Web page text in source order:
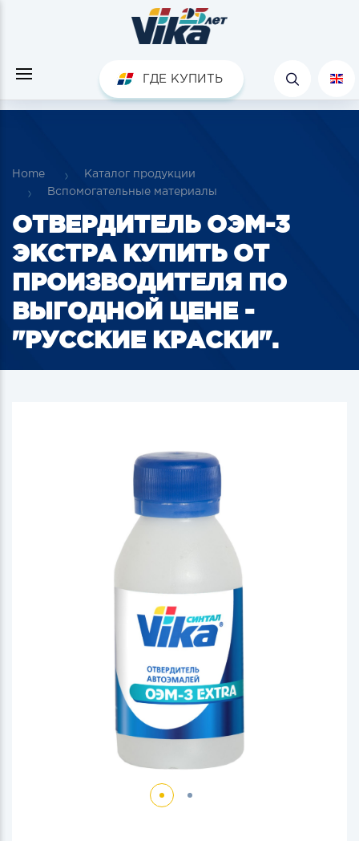
ГДЕ КУПИТЬ
Home
Каталог продукции
Вспомогательные материалы
ОТВЕРДИТЕЛЬ ОЭМ-3
ЭКСТРА КУПИТЬ ОТ
ПРОИЗВОДИТЕЛЯ ПО
ВЫГОДНОЙ ЦЕНЕ -
"РУССКИЕ КРАСКИ".